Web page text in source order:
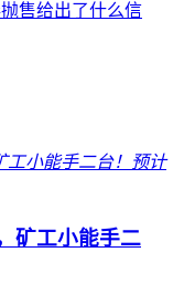
售给出了什么信
矿工小能手二